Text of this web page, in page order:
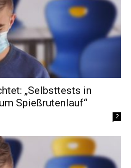
„Selbsttests in
Spießrutenlauf“
2